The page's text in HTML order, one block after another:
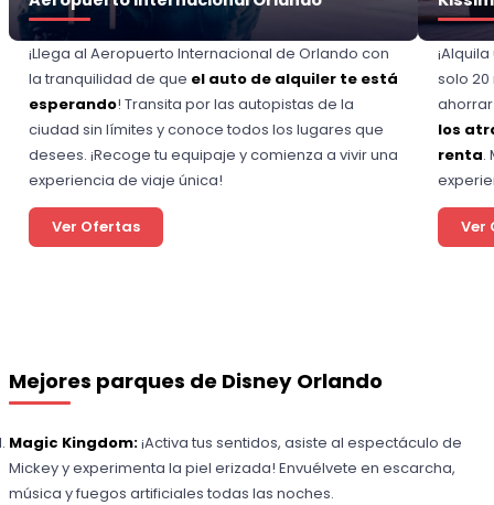
¡Llega al Aeropuerto Internacional de Orlando con
la tranquilidad de que el auto de alquiler te está
esperando! Transita por las autopistas de la
ciudad sin límites y conoce todos los lugares que
desees. ¡Recoge tu equipaje y comienza a vivir una
experiencia de viaje única!
Ver Ofertas
solo
los
renta.
Ver
Mejores parques de Disney Orlando
Magic Kingdom:¡Activa tus sentidos, asiste al espectáculo de
Mickey y experimenta la piel erizada! Envuélvete en escarcha,
música y fuegos artificiales todas las noches.